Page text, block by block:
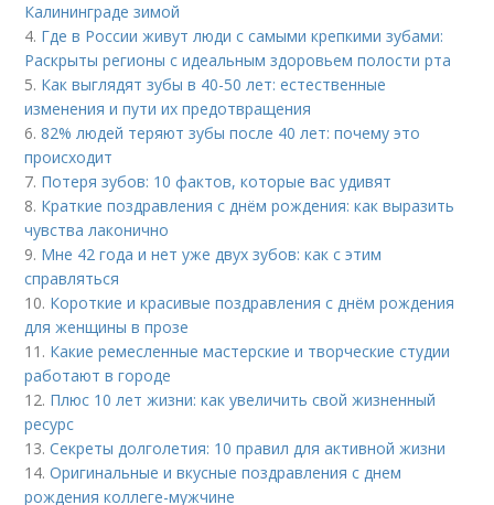
Калининграде зимой
4. Где в России живут люди с самыми крепкими зубами:
Раскрыты регионы с идеальным здоровьем полости рта
5. Как выглядят зубы в 40-50 лет: естественные
изменения и пути их предотвращения
6.82% людей теряют зубы после 40 лет: почему это
происходит
7. Потеря зубов: 10 фактов, которые вас удивят
8. Краткие поздравления с днём рождения: как выразить
чувства лаконично
9. Мне 42 года и нет уже двух зубов: как с этим
справляться
10. Короткие и красивые поздравления с днём рождения
для женщины в прозе
11. Какие ремесленные мастерские и творческие студии
работают в городе
12. Плюс 10 лет жизни: как увеличить свой жизненный
ресурс
13.Секреты долголетия: 10 правил для активной жизни
14.Оригинальные и вкусные поздравления с днем
рождения коллеге-мужчине